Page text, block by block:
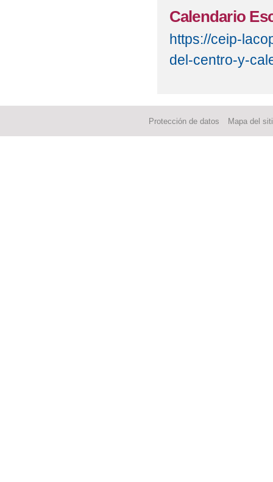
Calendario
https://ceip-
del-centro-y-
Protección de datos Mapa del